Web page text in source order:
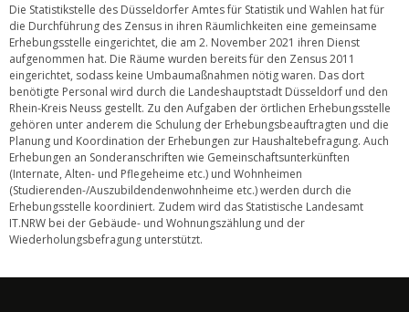
Die Statistikstelle des Düsseldorfer Amtes für Statistik und Wahlen hat für
die Durchführung des Zensus in ihren Räumlichkeiten eine gemeinsame
Erhebungsstelle eingerichtet, die am 2. November 2021 ihren Dienst
aufgenommen hat. Die Räume wurden bereits für den Zensus 2011
eingerichtet, sodass keine Umbaumaßnahmen nötig waren. Das dort
benötigte Personal wird durch die Landeshauptstadt Düsseldorf und den
Rhein-Kreis Neuss gestellt. Zu den Aufgaben der örtlichen Erhebungsstelle
gehören unter anderem die Schulung der Erhebungsbeauftragten und die
Planung und Koordination der Erhebungen zur Haushaltebefragung. Auch
Erhebungen an Sonderanschriften wie Gemeinschaftsunterkünften
(Internate, Alten- und Pflegeheime etc.) und Wohnheimen
(Studierenden-/Auszubildendenwohnheime etc.) werden durch die
Erhebungsstelle koordiniert. Zudem wird das Statistische Landesamt
IT.NRW bei der Gebäude- und Wohnungszählung und der
Wiederholungsbefragung unterstützt.